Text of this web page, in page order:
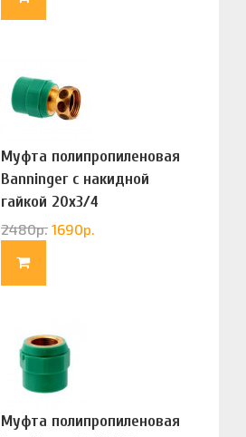
Муфта полипропиленовая
Banninger с накидной
гайкой 20х3/4
(G83322020)
2480р. 1690р.
Муфта полипропиленовая